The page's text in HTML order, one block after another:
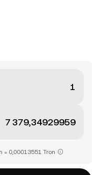
= 0,00013551 Tron